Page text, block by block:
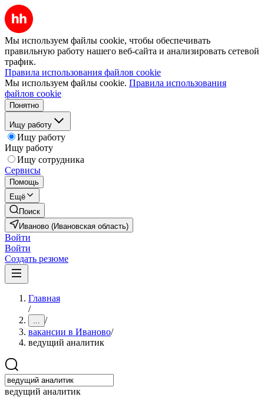
Мы используем файлы cookie, чтобы обеспечивать
правильную работу нашего веб-сайта и анализировать сетевой
трафик.
Правила использования файлов cookie
Мы используем файлы cookie. Правила использования
файлов cookie
Понятно
Ищу работу
Ищу работу
Ищу работу
Ищу сотрудника
Сервисы
Помощь
Ещё
Поиск
Иваново (Ивановская область)
Войти
Войти
Создать резюме
Главная
/
... /
вакансии в Иваново/
ведущий аналитик
ведущий аналитик